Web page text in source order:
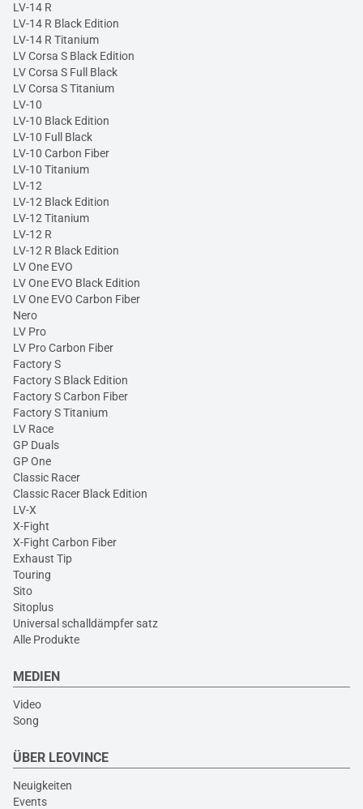
LV-14 R
LV-14 R Black Edition
LV-14 R Titanium
LV Corsa S Black Edition
LV Corsa S Full Black
LV Corsa S Titanium
LV-10
LV-10 Black Edition
LV-10 Full Black
LV-10 Carbon Fiber
LV-10 Titanium
LV-12
LV-12 Black Edition
LV-12 Titanium
LV-12 R
LV-12 R Black Edition
LV One EVO
LV One EVO Black Edition
LV One EVO Carbon Fiber
Nero
LV Pro
LV Pro Carbon Fiber
Factory S
Factory S Black Edition
Factory S Carbon Fiber
Factory S Titanium
LV Race
GP Duals
GP One
Classic Racer
Classic Racer Black Edition
LV-X
X-Fight
X-Fight Carbon Fiber
Exhaust Tip
Touring
Sito
Sitoplus
Universal schalldämpfer satz
Alle Produkte
MEDIEN
Video
Song
ÜBER LEOVINCE
Neuigkeiten
Events